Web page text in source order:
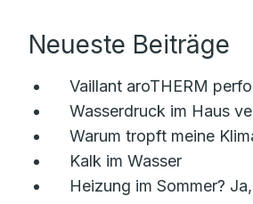
Neueste Beiträge
Vaillant aroTHERM
Wasserdruck im Haus
Warum tropft meine
Kalk im Wasser
Heizung im Sommer?